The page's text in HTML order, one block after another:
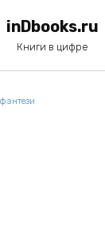
inDbooks.ru
Книги в цифре